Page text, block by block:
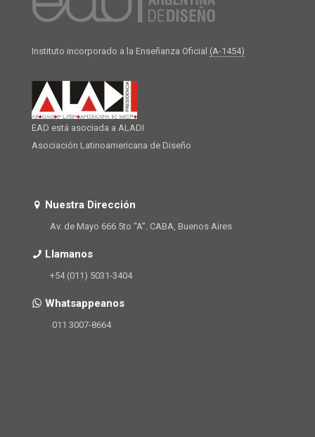
Instituto incorporado a la Enseñanza Oficial (A-1454)
EAD está asociada a ALADI
Asociación Latinoamericana de Diseño
Nuestra Dirección
Av. de Mayo 666 5to “A”. CABA, Buenos Aires
Llamanos
+54 (011) 5031-3404
Whatsappeanos
011 3007-8664